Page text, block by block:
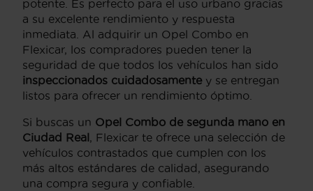
potente. Es perfecto para el uso urbano gracias
a su excelente rendimiento y respuesta
inmediata. Al adquirir un Opel Combo en
Flexicar, los compradores pueden tener la
seguridad de que todos los vehículos han sido
inspeccionados cuidadosamente y se entregan
listos para ofrecer un rendimiento óptimo.
Si buscas un Opel Combo de segunda mano en
Ciudad Real, Flexicar te ofrece una selección de
vehículos contrastados que cumplen con los
más altos estándares de calidad, asegurando
una compra segura y confiable.